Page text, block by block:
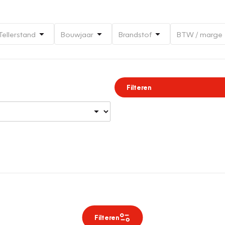
Bouwjaar Brandstof BTW / marge
Filteren
Filteren